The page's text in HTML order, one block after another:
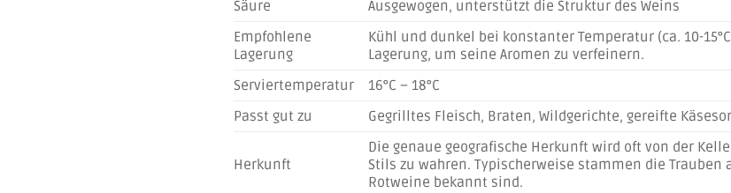
Säure
Ausgewogen, unterstützt die Struktur des Weins
Empfohlene
Lagerung
Kühl und dunkel bei konstanter Temperatur (ca. 10-
Lagerung, um seine Aromen zu verfeinern.
Serviertemperatur
16°C – 18°C
Passt gut zu
Gegrilltes Fleisch, Braten, Wildgerichte, gereifte
Herkunft
Die genaue geografische Herkunft wird oft von der
Stils zu wahren. Typischerweise stammen die
Rotweine bekannt sind.